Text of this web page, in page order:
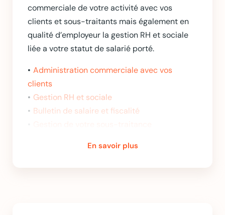
commerciale de votre activité avec vos
clients et sous-traitants mais également en
qualité d’employeur la gestion RH et sociale
liée a votre statut de salarié porté.
Administration commerciale avec vos
clients
Gestion RH et sociale
Bulletin de salaire et fiscalité
Formation professionnelle continue
En savoir plus